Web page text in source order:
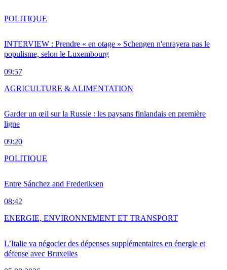
INTERVIEW : Prendre « en otage » Schengen n'enrayera pas le
populisme, selon le Luxembourg
09:57
POLITIQUE
Garder un œil sur la Russie : les paysans finlandais en première
ligne
09:20
AGRICULTURE & ALIMENTATION
Entre Sánchez and Frederiksen
08:42
POLITIQUE
L’Italie va négocier des dépenses supplémentaires en énergie et
défense avec Bruxelles
ENERGIE, ENVIRONNEMENT ET TRANSPORT